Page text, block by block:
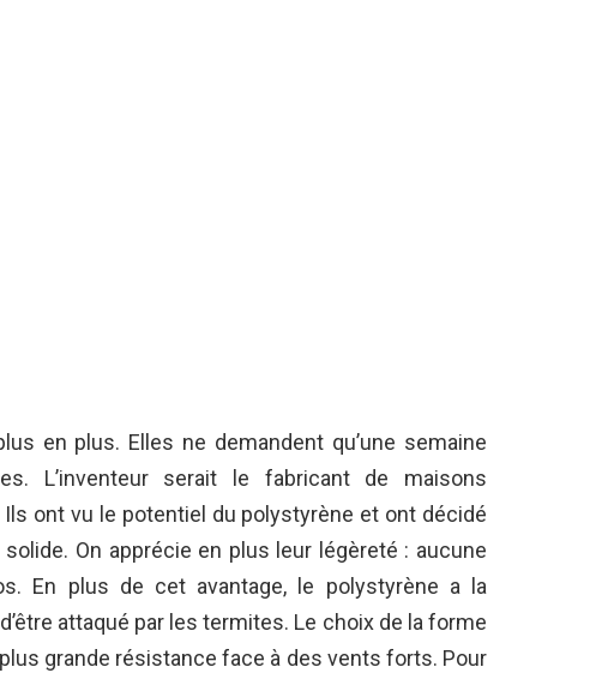
en plus. Elles ne demandent qu’une semaine
L’inventeur serait le fabricant de maisons
Ils ont vu le potentiel du polystyrène et ont décidé
On apprécie en plus leur légèreté : aucune
En plus de cet avantage, le polystyrène a la
attaqué par les termites. Le choix de la forme
grande résistance face à des vents forts. Pour